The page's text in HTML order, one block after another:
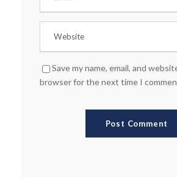
Save my name, email, and
browser for the next time I